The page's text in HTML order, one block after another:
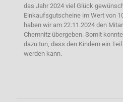
das Jahr 2024 viel Glück
Einkaufsgutscheine im Wert von
haben wir am 22.11.2024 den
Chemnitz übergeben. Somit
dazu tun, dass den Kindern ein
werden kann.